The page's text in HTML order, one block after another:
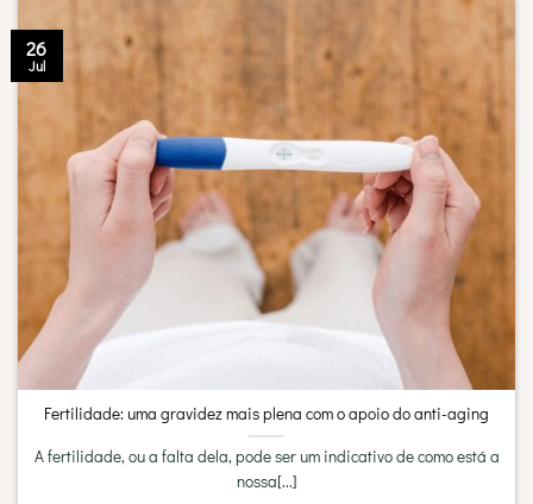
Fertilidade: uma gravidez mais plena com o apoio do anti-aging
A fertilidade, ou a falta dela, pode ser um indicativo de como está a
nossa[...]
26
Jul